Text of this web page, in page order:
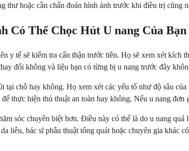
thư hoặc cần chẩn đoán hình ảnh trước khi điều trị cũng
Có Thể Chọc Hút U nang Của
y tế sẽ kiểm tra cẩn thận trước tiên. Họ sẽ xem xét
đổi không và liệu bạn có từng bị u nang trước đây
tại chỗ hay không. Họ xem xét các yếu tố như độ sâu
thực hiện thủ thuật an toàn hay không. Nếu u nang
sóc chuyên biệt hơn. Điều này có thể là do u nang
liễu, bác sĩ phẫu thuật tổng quát hoặc chuyên gia khác